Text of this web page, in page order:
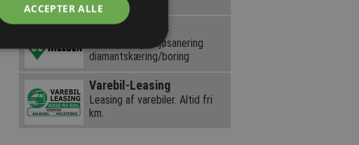
CE Nielsen ApS
Nedbrydning miljøsanering
diamantskæring/boring
Varebil-Leasing
Leasing af varebiler. Altid fri
km.
ACCEPTER ALLE